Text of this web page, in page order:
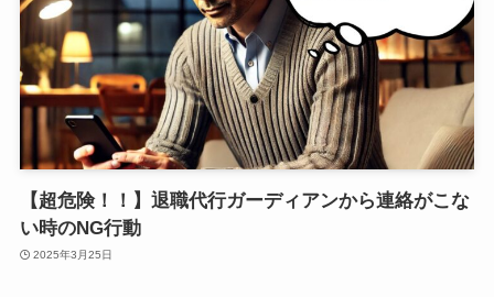
【超危険！！】退職代行ガーディアンから連絡がこな
い時のNG行動
2025年3月25日